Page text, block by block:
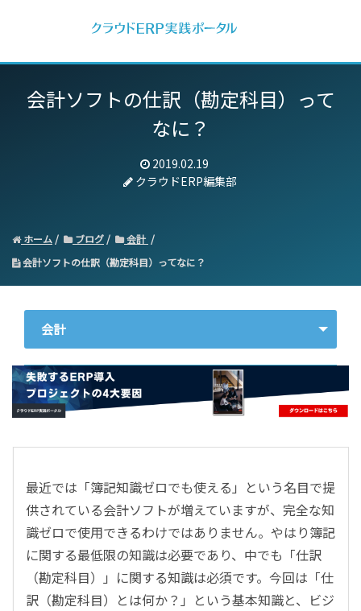
会計ソフトの仕訳（勘定科目）って
なに？
2019.02.19
クラウドERP編集部
ホーム ブログ
会計
会計ソフトの仕訳（勘定科目）ってなに？
会計
ERP
会計
CRM／営業支援／Eコマース
DX（2025年の崖）／クラウドコンピューティング
データ分析／BI
ガバナンス／リスク管理
BPR／業務改善
最近では「簿記知識ゼロでも使える」という名目で提
供されている会計ソフトが増えていますが、完全な知
識ゼロで使用できるわけではありません。やはり簿記
に関する最低限の知識は必要であり、中でも「仕訳
（勘定科目）」に関する知識は必須です。今回は「仕
訳（勘定科目）とは何か？」という基本知識と、ビジ